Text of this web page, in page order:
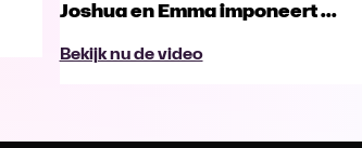
Joshua en Emma imponeert ...
Bekijk nu de video